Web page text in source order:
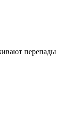
перепады